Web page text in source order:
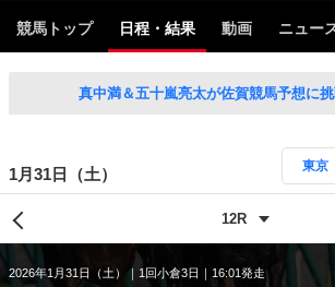
競馬トップ 日程・結果 動画 ニュー
真中満＆五十嵐亮太が佐賀競馬予想に挑
1月31日（土） 東京
2026年1月31日（土） 1回小倉3日 16:01発走